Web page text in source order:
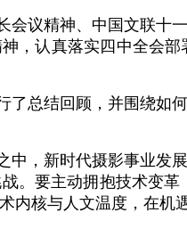
会议精神、中国文联十
，认真落实四中全会
了总结回顾，并围绕
中，新时代摄影事业发
。要主动拥抱技术变
内核与人文温度，在机